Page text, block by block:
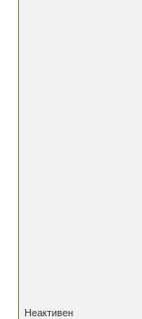
Неактивен